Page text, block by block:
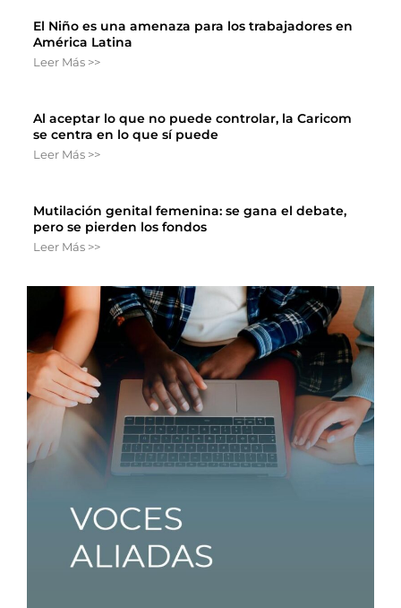
El Niño es una amenaza para los trabajadores en
América Latina
Leer Más >>
Al aceptar lo que no puede controlar, la Caricom
se centra en lo que sí puede
Leer Más >>
Mutilación genital femenina: se gana el debate,
pero se pierden los fondos
Leer Más >>